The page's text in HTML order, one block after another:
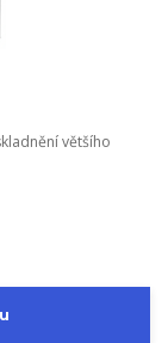
většího